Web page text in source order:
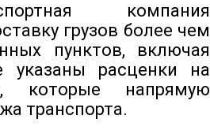
компания
грузов более чем
пунктов, включая
указаны расценки на
которые напрямую
транспорта.